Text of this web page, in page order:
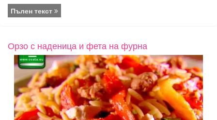
Пълен текст
Орзо с наденица и фета на фурна